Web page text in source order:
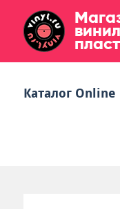
Каталог Online